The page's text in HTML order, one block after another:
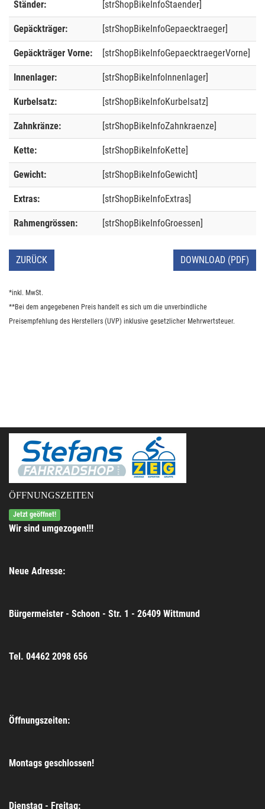
Ständer: [strShopBikeInfoStaender]
Gepäckträger: [strShopBikeInfoGepaecktraeger]
Gepäckträger Vorne: [strShopBikeInfoGepaecktraegerVorne]
Innenlager: [strShopBikeInfoInnenlager]
Kurbelsatz: [strShopBikeInfoKurbelsatz]
Zahnkränze: [strShopBikeInfoZahnkraenze]
Kette: [strShopBikeInfoKette]
Gewicht: [strShopBikeInfoGewicht]
Extras: [strShopBikeInfoExtras]
Rahmengrössen: [strShopBikeInfoGroessen]
ZURÜCK DOWNLOAD (PDF)
*inkl. MwSt.
**Bei dem angegebenen Preis handelt es sich um die unverbindliche
Preisempfehlung des Herstellers (UVP) inklusive gesetzlicher Mehrwertsteuer.
ÖFFNUNGSZEITEN
Jetzt geöffnet!
Wir sind umgezogen!!!
Neue Adresse:
Bürgermeister - Schoon - Str. 1 - 26409 Wittmund
Tel. 04462 2098 656
Öffnungszeiten:
Montags geschlossen!
Dienstag - Freitag: